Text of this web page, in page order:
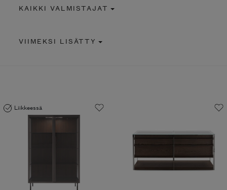
Type 2 or more characters for results.
KAIKKI VALMISTAJAT
VIIMEKSI LISÄTTY
Liikkeessä